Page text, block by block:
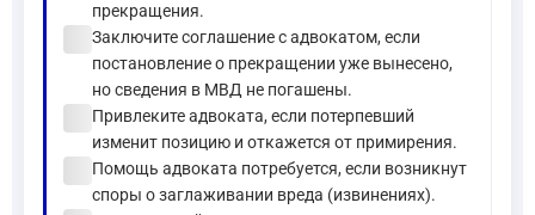
прекращения.
Заключите соглашение с адвокатом, если
постановление о прекращении уже вынесено,
но сведения в МВД не погашены.
Привлеките адвоката, если потерпевший
изменит позицию и откажется от примирения.
Помощь адвоката потребуется, если возникнут
споры о заглаживании вреда (извинениях).